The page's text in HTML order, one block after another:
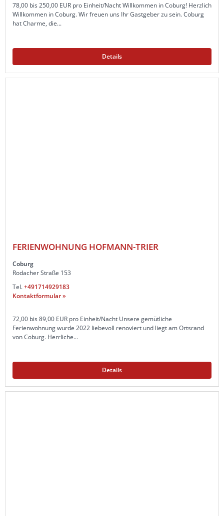
78,00 bis 250,00 EUR pro Einheit/Nacht Willkommen in Coburg! Herzlich
Willkommen in Coburg. Wir freuen uns Ihr Gastgeber zu sein. Coburg
hat Charme, die...
Details
FERIENWOHNUNG HOFMANN-TRIER
Coburg
Rodacher Straße 153
Tel.+491714929183
Kontaktformular »
72,00 bis 89,00 EUR pro Einheit/Nacht Unsere gemütliche
Ferienwohnung wurde 2022 liebevoll renoviert und liegt am Ortsrand
von Coburg. Herrliche...
Details